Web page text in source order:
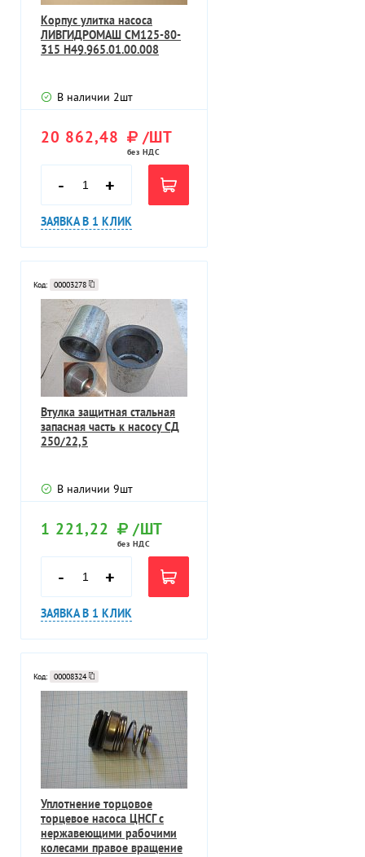
Корпус улитка насоса
ЛИВГИДРОМАШ СМ125-80-
315 Н49.965.01.00.008
В наличии 2шт
20 862,48 /ШТ
без НДС
- +
ЗАЯВКА В 1 КЛИК
Код: 00003278
Втулка защитная стальная
запасная часть к насосу СД
250/22,5
В наличии 9шт
1 221,22 /ШТ
без НДС
- +
ЗАЯВКА В 1 КЛИК
Код: 00008324
Уплотнение торцовое
торцевое насоса ЦНСГ с
нержавеющими рабочими
колесами правое вращение